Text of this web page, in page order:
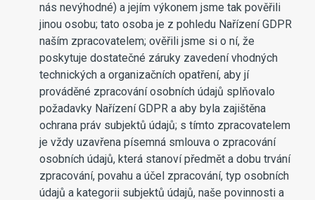
nás nevýhodné) a jejím výkonem jsme tak pověřili
jinou osobu; tato osoba je z pohledu Nařízení GDPR
naším zpracovatelem; ověřili jsme si o ní, že
poskytuje dostatečné záruky zavedení vhodných
technických a organizačních opatření, aby jí
prováděné zpracování osobních údajů splňovalo
požadavky Nařízení GDPR a aby byla zajištěna
ochrana práv subjektů údajů; s tímto zpracovatelem
je vždy uzavřena písemná smlouva o zpracování
osobních údajů, která stanoví předmět a dobu trvání
zpracování, povahu a účel zpracování, typ osobních
údajů a kategorii subjektů údajů, naše povinnosti a